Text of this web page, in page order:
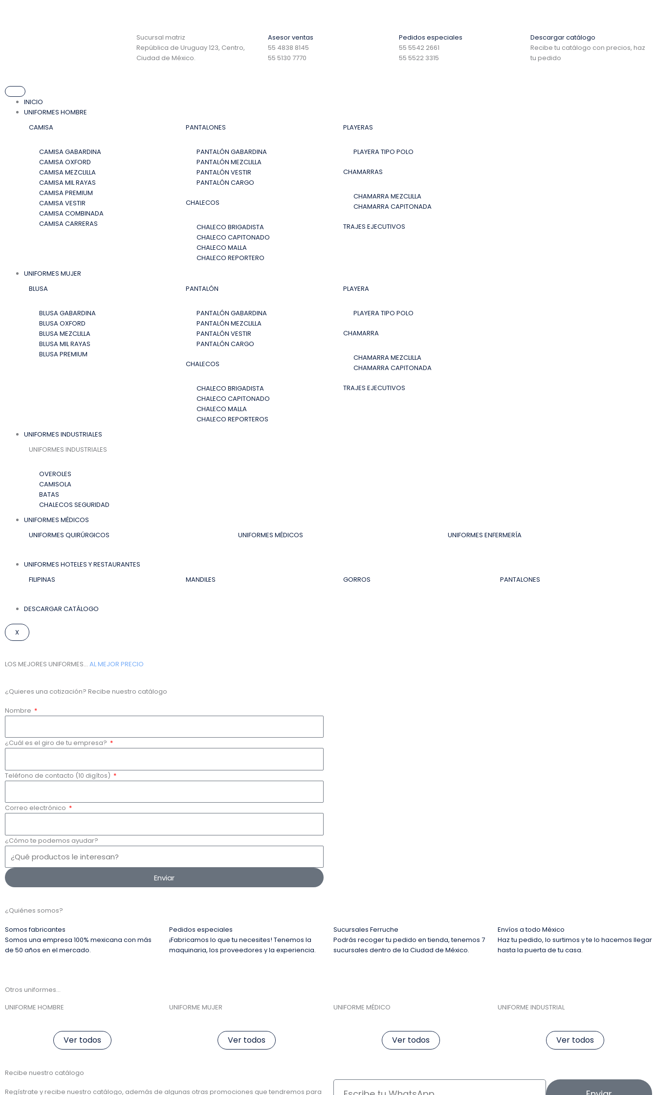
Sucursal matriz
República de Uruguay 123, Centro,
Ciudad de México.
Asesor ventas
55 4838 8145
55 5130 7770
Pedidos especiales
55 5542 2661
55 5522 3315
Descargar catálogo
Recibe tu catálogo con precios, haz
tu pedido
INICIO
UNIFORMES HOMBRE
CAMISA
CAMISA GABARDINA
CAMISA OXFORD
CAMISA MEZCLILLA
CAMISA MIL RAYAS
CAMISA PREMIUM
CAMISA VESTIR
CAMISA COMBINADA
CAMISA CARRERAS
PANTALONES
PANTALÓN GABARDINA
PANTALÓN MEZCLILLA
PANTALÓN VESTIR
PANTALÓN CARGO
CHALECOS
CHALECO BRIGADISTA
CHALECO CAPITONADO
CHALECO MALLA
CHALECO REPORTERO
PLAYERAS
PLAYERA TIPO POLO
CHAMARRAS
CHAMARRA MEZCLILLA
CHAMARRA CAPITONADA
TRAJES EJECUTIVOS
UNIFORMES MUJER
BLUSA
BLUSA GABARDINA
BLUSA OXFORD
BLUSA MEZCLILLA
BLUSA MIL RAYAS
BLUSA PREMIUM
PANTALÓN
PANTALÓN GABARDINA
PANTALÓN MEZCLILLA
PANTALÓN VESTIR
PANTALÓN CARGO
CHALECOS
CHALECO BRIGADISTA
CHALECO CAPITONADO
CHALECO MALLA
CHALECO REPORTEROS
PLAYERA
PLAYERA TIPO POLO
CHAMARRA
CHAMARRA MEZCLILLA
CHAMARRA CAPITONADA
TRAJES EJECUTIVOS
UNIFORMES INDUSTRIALES
UNIFORMES INDUSTRIALES
OVEROLES
CAMISOLA
BATAS
CHALECOS SEGURIDAD
UNIFORMES MÉDICOS
UNIFORMES QUIRÚRGICOS
UNIFORMES MÉDICOS UNIFORMES ENFERMERÍA
UNIFORMES HOTELES Y RESTAURANTES
FILIPINAS
MANDILES GORROS PANTALONES
DESCARGAR CATÁLOGO
X
LOS MEJORES UNIFORMES... AL MEJOR PRECIO
¿Quieres una cotización? Recibe nuestro catálogo
Nombre
¿Cuál es el giro de tu empresa?
Teléfono de contacto (10 digítos)
Correo electrónico
¿Cómo te podemos ayudar?
Enviar
¿Quiénes somos?
Somos fabricantes
Somos una empresa 100% mexicana con más
de 50 años en el mercado.
Pedidos especiales
¡Fabricamos lo que tu necesites! Tenemos la
maquinaria, los proveedores y la experiencia.
Sucursales Ferruche
Podrás recoger tu pedido en tienda, tenemos 7
sucursales dentro de la Ciudad de México.
Envíos a todo México
Haz tu pedido, lo surtimos y te lo hacemos llegar
hasta la puerta de tu casa.
Otros uniformes...
UNIFORME HOMBRE
Ver todos
UNIFORME MUJER
Ver todos
UNIFORME MÉDICO
Ver todos
UNIFORME INDUSTRIAL
Ver todos
Recibe nuestro catálogo
Regístrate y recibe nuestro catálogo, además de algunas otras promociones que tendremos para
Escribe